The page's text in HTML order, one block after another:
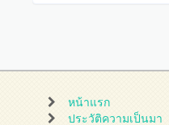
หน้าแรก
ประวัติความเป็นมา